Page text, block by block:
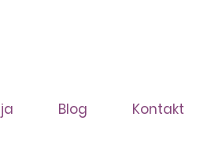
Blog Kontakt